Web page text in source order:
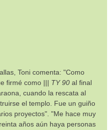
Toni comenta: "Como
firmé como ||| TY 90 al final
cuando la rescata al
el templo. Fue un guiño
proyectos". "Me hace muy
años aún haya personas